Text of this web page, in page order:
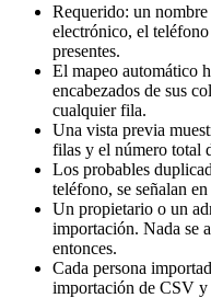
Requerido: un
electrónico, el
presentes.
El mapeo automático
encabezados de sus
cualquier fila.
Una vista previa
filas y el número total
Los probables
teléfono, se señalan
Un propietario o un
importación. Nada se
entonces.
Cada persona
importación de CSV